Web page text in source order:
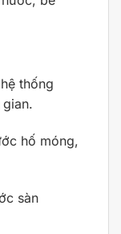
thống
hố móng,
sàn